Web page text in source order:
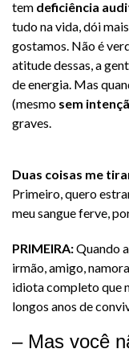
tem deficiência
tudo na vida, dói
gostamos. Não é
atitude dessas, a
de energia. Mas
(mesmo sem
graves.
Duas coisas me
Primeiro, quero
meu sangue ferve,
PRIMEIRA:Quando
irmão, amigo,
idiota completo que
longos anos de
– Mas você